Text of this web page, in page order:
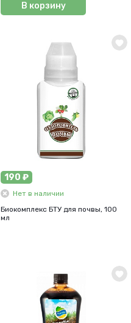
В корзину
190 ₽
Нет в наличии
Биокомплекс БТУ для почвы, 100
мл